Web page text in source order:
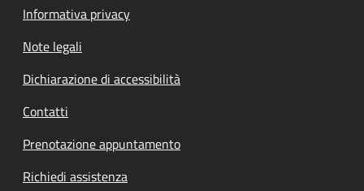
Informativa privacy
Note legali
Dichiarazione di accessibilità
Contatti
Prenotazione appuntamento
Richiedi assistenza